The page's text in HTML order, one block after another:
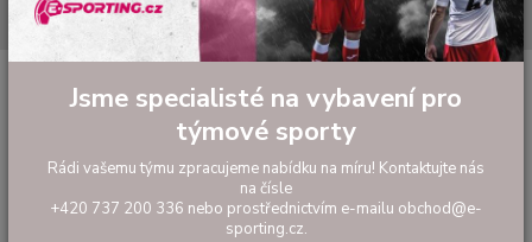
Hledat
JOMA ELBA
Tepláky JOMA ELBA
Jsme specialisté na vybavení pro
týmové sporty
Rádi vašemu týmu zpracujeme nabídku na míru! Kontaktujte nás
na čísle
+420 737 200 336 nebo prostřednictvím e-mailu obchod@e-
sporting.cz.